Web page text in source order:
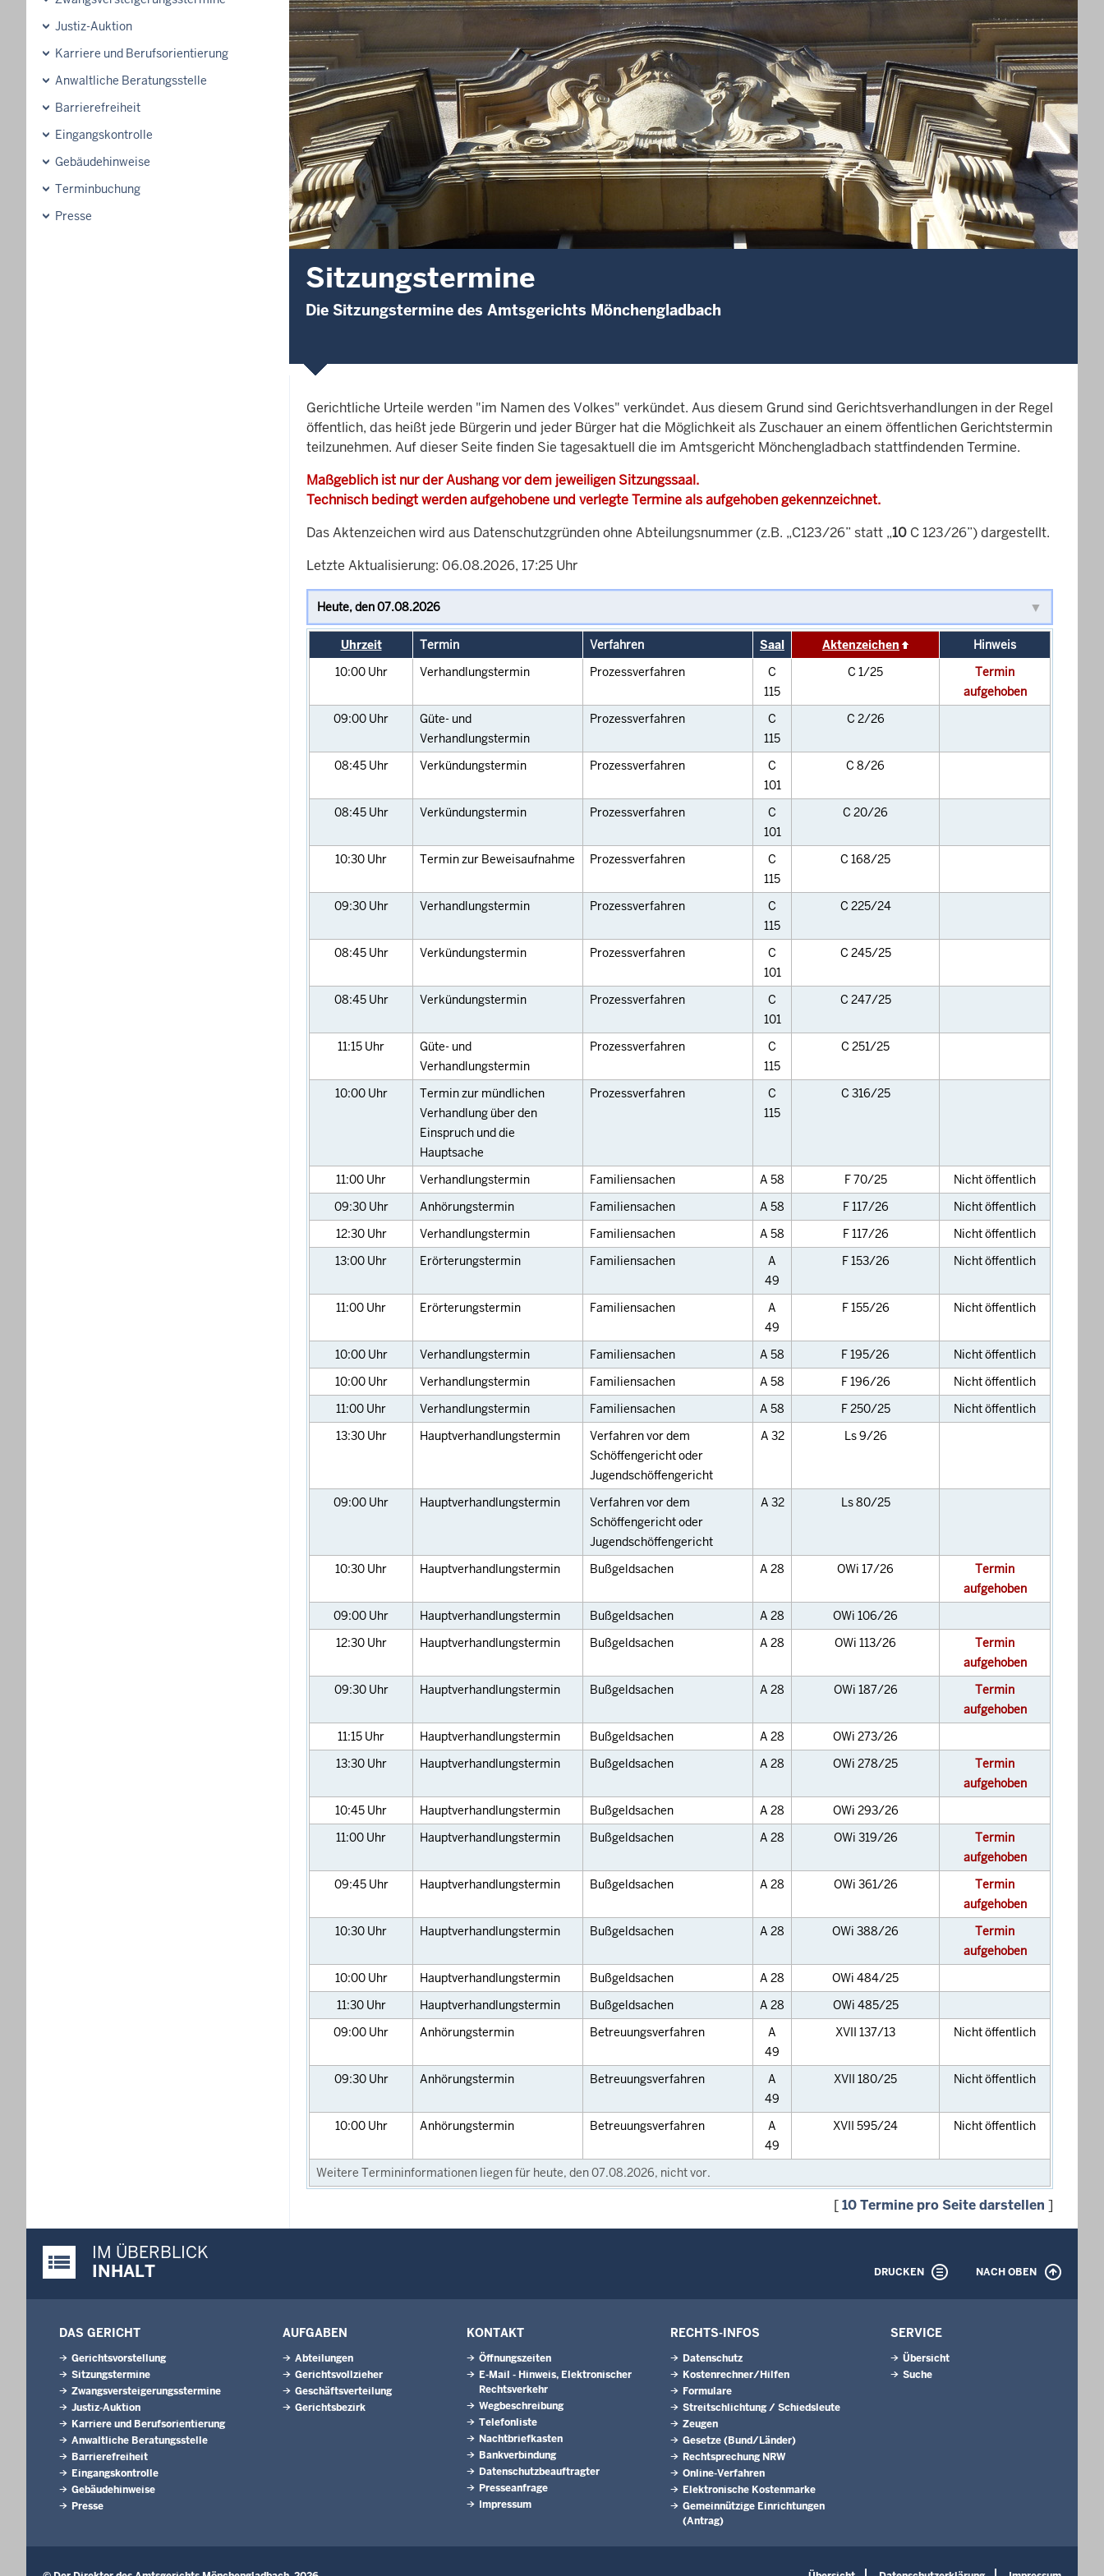
Justiz-Auktion
Karriere und Berufsorientierung
Anwaltliche Beratungsstelle
Barrierefreiheit
Eingangskontrolle
Gebäudehinweise
Terminbuchung
Presse
Sitzungstermine
Die Sitzungstermine des Amtsgerichts Mönchengladbach
Gerichtliche Urteile werden "im Namen des Volkes" verkündet. Aus diesem Grund sind Gerichtsverhandlungen in der Regel
öffentlich, das heißt jede Bürgerin und jeder Bürger hat die Möglichkeit als Zuschauer an einem öffentlichen Gerichtstermin
teilzunehmen. Auf dieser Seite finden Sie tagesaktuell die im Amtsgericht Mönchengladbach stattfindenden Termine.
Maßgeblich ist nur der Aushang vor dem jeweiligen Sitzungssaal.
Technisch bedingt werden aufgehobene und verlegte Termine als aufgehoben gekennzeichnet.
Das Aktenzeichen wird aus Datenschutzgründen ohne Abteilungsnummer (z.B. „C123/26” statt „10 C 123/26”) dargestellt.
Letzte Aktualisierung: 06.08.2026, 17:25 Uhr
Uhrzeit Termin Verfahren Saal Aktenzeichen
Hinweis
10:00 Uhr Verhandlungstermin Prozessverfahren
C
115
C 1/25
Termin
aufgehoben
09:00 Uhr
Güte- und
Verhandlungstermin
Prozessverfahren
C
115
C 2/26
08:45 Uhr Verkündungstermin Prozessverfahren
C
101
C 8/26
08:45 Uhr Verkündungstermin Prozessverfahren
C
101
C 20/26
10:30 Uhr Termin zur Beweisaufnahme Prozessverfahren
C
115
C 168/25
09:30 Uhr Verhandlungstermin Prozessverfahren
C
115
C 225/24
08:45 Uhr Verkündungstermin Prozessverfahren
C
101
C 245/25
08:45 Uhr Verkündungstermin Prozessverfahren
C
101
C 247/25
11:15 Uhr
Güte- und
Verhandlungstermin
Prozessverfahren
C
115
C 251/25
10:00 Uhr
Termin zur mündlichen
Verhandlung über den
Einspruch und die
Hauptsache
Prozessverfahren
C
115
C 316/25
11:00 Uhr Verhandlungstermin Familiensachen A 58 F 70/25
Nicht öffentlich
09:30 Uhr Anhörungstermin Familiensachen A 58 F 117/26
Nicht öffentlich
12:30 Uhr Verhandlungstermin Familiensachen A 58 F 117/26
Nicht öffentlich
13:00 Uhr Erörterungstermin Familiensachen
A
49
F 153/26 Nicht öffentlich
11:00 Uhr Erörterungstermin Familiensachen
A
49
F 155/26 Nicht öffentlich
10:00 Uhr Verhandlungstermin Familiensachen A 58 F 195/26
Nicht öffentlich
10:00 Uhr Verhandlungstermin Familiensachen A 58 F 196/26
Nicht öffentlich
11:00 Uhr Verhandlungstermin Familiensachen A 58 F 250/25
Nicht öffentlich
13:30 Uhr Hauptverhandlungstermin
Verfahren vor dem
Schöffengericht oder
Jugendschöffengericht
A 32 Ls 9/26
09:00 Uhr Hauptverhandlungstermin
Verfahren vor dem
Schöffengericht oder
Jugendschöffengericht
A 32 Ls 80/25
10:30 Uhr Hauptverhandlungstermin Bußgeldsachen A 28 OWi 17/26
Termin
aufgehoben
09:00 Uhr Hauptverhandlungstermin Bußgeldsachen A 28
OWi 106/26
12:30 Uhr Hauptverhandlungstermin Bußgeldsachen A 28 OWi 113/26
Termin
aufgehoben
09:30 Uhr Hauptverhandlungstermin Bußgeldsachen A 28 OWi 187/26
Termin
aufgehoben
11:15 Uhr Hauptverhandlungstermin Bußgeldsachen A 28
OWi 273/26
13:30 Uhr Hauptverhandlungstermin Bußgeldsachen A 28 OWi 278/25
Termin
aufgehoben
10:45 Uhr Hauptverhandlungstermin Bußgeldsachen A 28
OWi 293/26
11:00 Uhr Hauptverhandlungstermin Bußgeldsachen A 28 OWi 319/26
Termin
aufgehoben
09:45 Uhr Hauptverhandlungstermin Bußgeldsachen A 28 OWi 361/26
Termin
aufgehoben
10:30 Uhr Hauptverhandlungstermin Bußgeldsachen A 28 OWi 388/26
Termin
aufgehoben
10:00 Uhr Hauptverhandlungstermin Bußgeldsachen A 28
OWi 484/25
11:30 Uhr Hauptverhandlungstermin Bußgeldsachen A 28
OWi 485/25
09:00 Uhr Anhörungstermin Betreuungsverfahren
A
49
XVII 137/13 Nicht öffentlich
09:30 Uhr Anhörungstermin Betreuungsverfahren
A
49
XVII 180/25 Nicht öffentlich
10:00 Uhr Anhörungstermin Betreuungsverfahren
A
49
XVII 595/24 Nicht öffentlich
Weitere Termininformationen liegen für heute, den 07.08.2026, nicht vor.
[10 Termine pro Seite darstellen ]
Justiz-Portal im Überblick:
IM ÜBERBLICK
INHALT
DRUCKEN NACH OBEN
DAS GERICHT
Gerichtsvorstellung
Sitzungstermine
Zwangsversteigerungsstermine
Justiz-Auktion
Karriere und Berufsorientierung
Anwaltliche Beratungsstelle
Barrierefreiheit
Eingangskontrolle
Gebäudehinweise
Presse
AUFGABEN
Abteilungen
Gerichtsvollzieher
Geschäftsverteilung
Gerichtsbezirk
KONTAKT
Öffnungszeiten
E-Mail - Hinweis, Elektronischer
Rechtsverkehr
Wegbeschreibung
Telefonliste
Nachtbriefkasten
Bankverbindung
Datenschutzbeauftragter
Presseanfrage
Impressum
RECHTS-INFOS
Datenschutz
Kostenrechner/Hilfen
Formulare
Streitschlichtung / Schiedsleute
Zeugen
Gesetze (Bund/Länder)
Rechtsprechung NRW
Online-Verfahren
Elektronische Kostenmarke
Gemeinnützige Einrichtungen
(Antrag)
SERVICE
Übersicht
Suche